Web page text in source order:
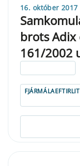
16. október 2017
brots Adix
161/2002
FJÁRMÁLAEFTIRLIT